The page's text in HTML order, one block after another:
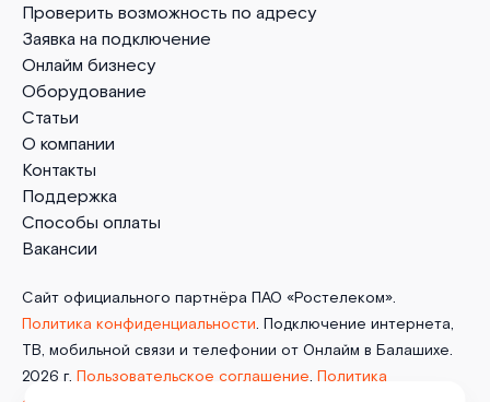
Проверить возможность по адресу
Заявка на подключение
Онлайм бизнесу
Оборудование
Статьи
О компании
Контакты
Поддержка
Способы оплаты
Вакансии
Сайт официального партнёра ПАО «Ростелеком».
Политика конфиденциальности. Подключение интернета,
ТВ, мобильной связи и телефонии от Онлайм в Балашихе.
2026 г. Пользовательское соглашение. Политика